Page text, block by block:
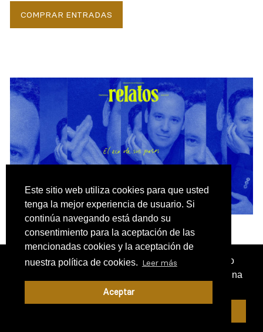
Este sitio web utiliza cookies para que usted
tenga la mejor experiencia de usuario. Si
continúa navegando está dando su
consentimiento para la aceptación de las
mencionadas cookies y la aceptación de
nuestra política de cookies. Leer más
Aceptar
¿Sabías que puedes añadir un icono en el escritorio
de tu teléfono para utilizar esta web como si fuese una
aplicación instalada?Cerrar
COMPRAR ENTRADAS
El eco de sus pasos
Palacio de Congresos de Cáceres
Temporada: 2026/2027
Jueves 11 de marzo de 2027 -20:00 h